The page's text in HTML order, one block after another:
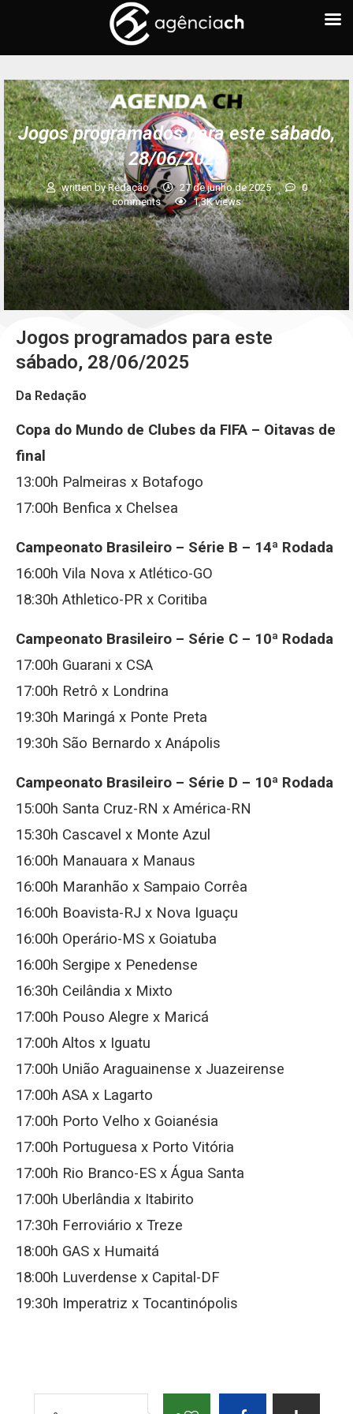
Jogos programados para este sábado,
28/06/2025
written byRedação 27 de junho de 2025
0
comments
1,3Kviews
Jogos programados para este
sábado, 28/06/2025
Da Redação
Copa do Mundo de Clubes da FIFA – Oitavas de
final
13:00h Palmeiras x Botafogo
17:00h Benfica x Chelsea
Campeonato Brasileiro – Série B – 14ª Rodada
16:00h Vila Nova x Atlético-GO
18:30h Athletico-PR x Coritiba
Campeonato Brasileiro – Série C – 10ª Rodada
17:00h Guarani x CSA
17:00h Retrô x Londrina
19:30h Maringá x Ponte Preta
19:30h São Bernardo x Anápolis
Campeonato Brasileiro – Série D – 10ª Rodada
15:00h Santa Cruz-RN x América-RN
15:30h Cascavel x Monte Azul
16:00h Manauara x Manaus
16:00h Maranhão x Sampaio Corrêa
16:00h Boavista-RJ x Nova Iguaçu
16:00h Operário-MS x Goiatuba
16:00h Sergipe x Penedense
16:30h Ceilândia x Mixto
17:00h Pouso Alegre x Maricá
17:00h Altos x Iguatu
17:00h União Araguainense x Juazeirense
17:00h ASA x Lagarto
17:00h Porto Velho x Goianésia
17:00h Portuguesa x Porto Vitória
17:00h Rio Branco-ES x Água Santa
17:00h Uberlândia x Itabirito
17:30h Ferroviário x Treze
18:00h GAS x Humaitá
18:00h Luverdense x Capital-DF
19:30h Imperatriz x Tocantinópolis